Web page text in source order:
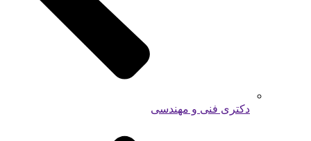
دکتری فنی و مهندسی